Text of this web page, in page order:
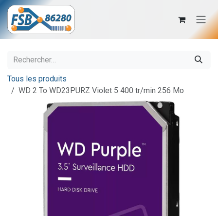
Se rendre au contenu
Tous les produits
WD 2 To WD23PURZ Violet 5 400 tr/min 256 Mo